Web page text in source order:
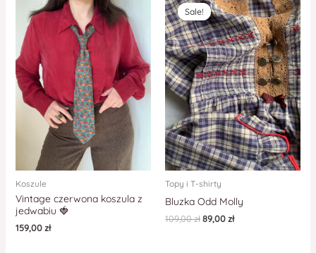
Koszule
Vintage czerwona koszula z
jedwabiu 🍓
159,00zł
Sale!
Sale!
Topy i T-shirty
Bluzka Odd Molly
109,00zł89,00zł